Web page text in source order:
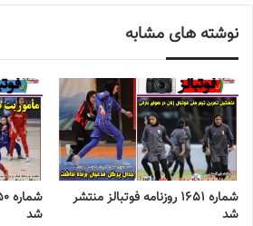
اول تیرماه به میزبانی هیات فوتبال استان
◾️با فوتبالز همراه شوید◾️فوتبالز را
◾️
footballs.women@
برچسب ها روزنامه فوتبالز
نوشته های مشابه
شماره 1651 روزنامه فوتبالز منتشر
شد
شد